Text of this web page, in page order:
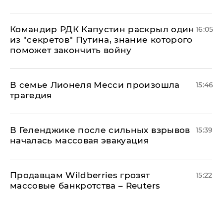
Командир РДК Капустин раскрыл один
из "секретов" Путина, знание которого
поможет закончить войну
16:05
В семье Лионеля Месси произошла
трагедия
15:46
В Геленджике после сильных взрывов
началась массовая эвакуация
15:39
Продавцам Wildberries грозят
массовые банкротства – Reuters
15:22